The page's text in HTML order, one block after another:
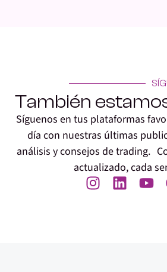
También
Síguenos en tus plataformas
día con nuestras últimas
análisis y consejos de trading.
actualizado, cada